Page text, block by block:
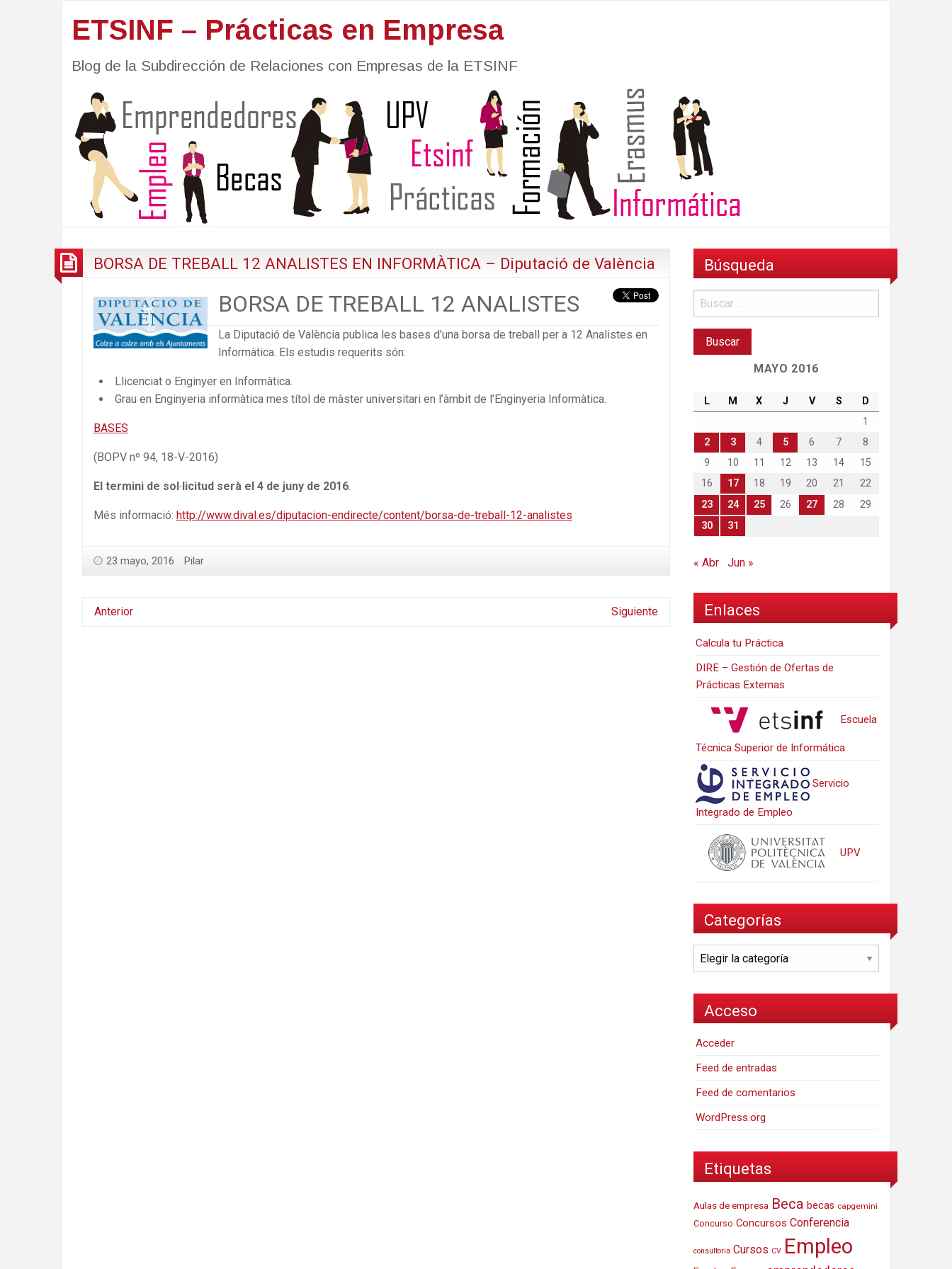
ETSINF – Prácticas en Empresa
Blog de la Subdirección de Relaciones con Empresas de la ETSINF
BORSA DE TREBALL 12 ANALISTES EN INFORMÀTICA – Diputació de València
BORSA DE TREBALL 12 ANALISTES
La Diputació de València publica les bases d’una borsa de treball per a 12 Analistes en
Informàtica. Els estudis requerits són:
Llicenciat o Enginyer en Informàtica.
Grau en Enginyeria informàtica mes títol de màster universitari en l’àmbit de l’Enginyeria Informàtica.
BASES
(BOPV nº 94, 18-V-2016)
El termini de sol·licitud serà el 4 de juny de 2016
Més informació: http://www.dival.es/diputacion-endirecte/content/borsa-de-treball-12-analistes
23 mayo, 2016 Pilar
Anterior Siguiente
Búsqueda
MAYO 2016
L M X J V S
D
1
2
3 4 5 6 7
8
9
10 11 12 13 14
15
16
17 18 19 20 21
22
23
24 25 26 27 28
29
30
31
« Abr Jun »
Enlaces
Calcula tu Práctica
DIRE – Gestión de Ofertas de
Prácticas Externas
Escuela
Técnica Superior de Informática
Servicio
Integrado de Empleo
UPV
Categorías
Categorías
Acceso
Acceder
Feed de entradas
Feed de comentarios
WordPress.org
Etiquetas
Aulas de empresa Beca becas capgemini
Concurso Concursos Conferencia
consultoria Cursos CV Empleo